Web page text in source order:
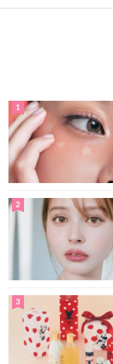
1
2
3